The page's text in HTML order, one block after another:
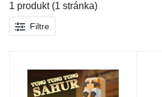
1 produkt (1 stránka)
Filtre